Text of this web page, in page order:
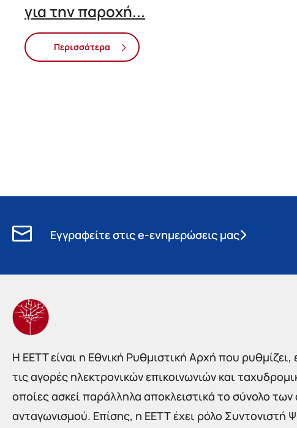
για την παροχή...
Περισσότερα
Εγγραφείτε στις e-ενημερώσεις μας
Η EETT είναι η Εθνική Ρυθμιστική Αρχή που ρυθμίζει,
τις αγορές ηλεκτρονικών επικοινωνιών και
οποίες ασκεί παράλληλα αποκλειστικά το σύνολο
ανταγωνισμού. Επίσης, η ΕΕΤΤ έχει ρόλο Συντονιστή